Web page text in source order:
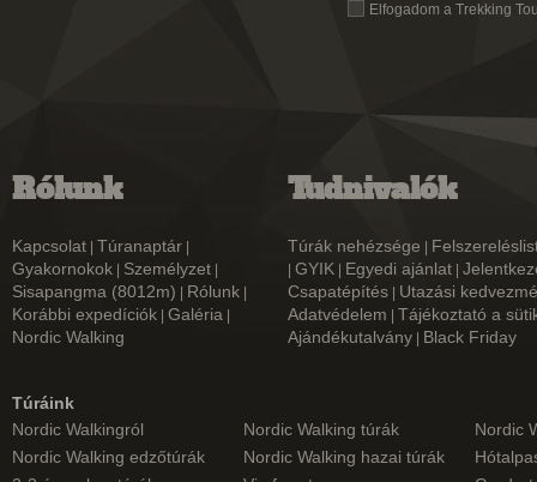
Elfogadom a Trekking
Rólunk
Kapcsolat Túranaptár
Gyakornokok Személyzet
Sisapangma (8012m) Rólunk
Korábbi expedíciók Galéria
Nordic Walking
Tudnivalók
Túrák nehézsége
GYIK Egyedi ajánlat
Csapatépítés
Utazási
Adatvédelem
Tájékoztató a
Ajándékutalvány
Black Friday
Túráink
Nordic Walkingról
Nordic Walking túrák
Nordic
Nordic Walking edzőtúrák
Nordic Walking hazai túrák